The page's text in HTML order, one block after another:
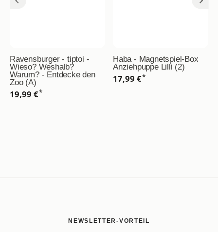
Ravensburger - tiptoi -
Wieso? Weshalb?
Warum? - Entdecke den
Zoo (A)
19,99 €*
Haba - Magnetspiel-Box
Anziehpuppe Lilli (2)
17,99 €*
NEWSLETTER-VORTEIL